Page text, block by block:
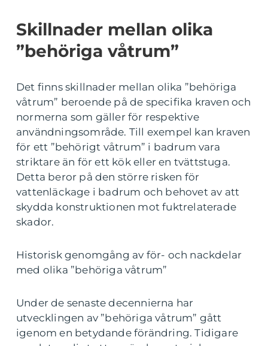
Skillnader mellan olika
”behöriga våtrum”
Det finns skillnader mellan olika ”behöriga
våtrum” beroende på de specifika kraven och
normerna som gäller för respektive
användningsområde. Till exempel kan kraven
för ett ”behörigt våtrum” i badrum vara
striktare än för ett kök eller en tvättstuga.
Detta beror på den större risken för
vattenläckage i badrum och behovet av att
skydda konstruktionen mot fuktrelaterade
skador.
Historisk genomgång av för- och nackdelar
med olika ”behöriga våtrum”
Under de senaste decennierna har
utvecklingen av ”behöriga våtrum” gått
igenom en betydande förändring. Tidigare